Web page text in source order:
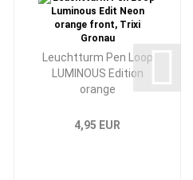
Leuchtturm Pen Loop
LUMINOUS Edition
orange
4,95 EUR